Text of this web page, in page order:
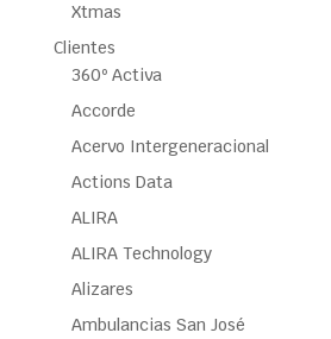
Xtmas
Clientes
360º Activa
Accorde
Acervo Intergeneracional
Actions Data
ALIRA
ALIRA Technology
Alizares
Ambulancias San José